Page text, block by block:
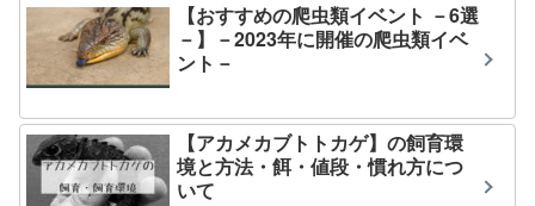
【おすすめの爬虫類イベント －6選
－】－2023年に開催の爬虫類イベ
ント－
【アカメカブトトカゲ】の飼育環
境と方法・餌・値段・慣れ方につ
いて